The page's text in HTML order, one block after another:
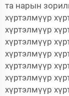
та нарын
хүртэлмүүр
хүртэлмүүр
хүртэлмүүр
хүртэлмүүр
хүртэлмүүр
хүртэлмүүр
хүртэлмүүр